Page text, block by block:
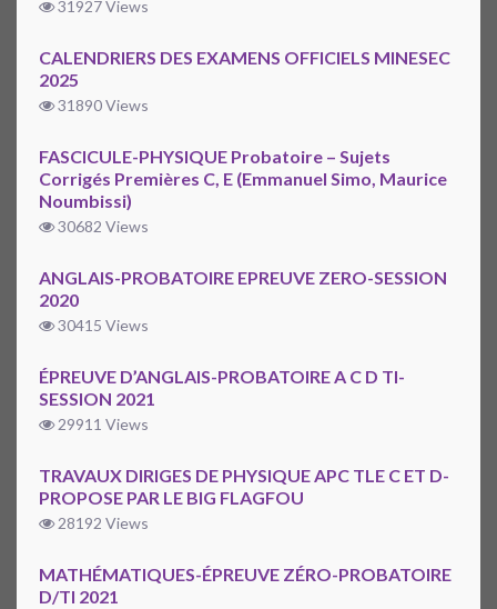
31927 Views
CALENDRIERS DES EXAMENS OFFICIELS MINESEC
2025
31890 Views
FASCICULE-PHYSIQUE Probatoire – Sujets
Corrigés Premières C, E (Emmanuel Simo, Maurice
Noumbissi)
30682 Views
ANGLAIS-PROBATOIRE EPREUVE ZERO-SESSION
2020
30415 Views
ÉPREUVE D’ANGLAIS-PROBATOIRE A C D TI-
SESSION 2021
29911 Views
TRAVAUX DIRIGES DE PHYSIQUE APC TLE C ET D-
PROPOSE PAR LE BIG FLAGFOU
28192 Views
MATHÉMATIQUES-ÉPREUVE ZÉRO-PROBATOIRE
D/TI 2021